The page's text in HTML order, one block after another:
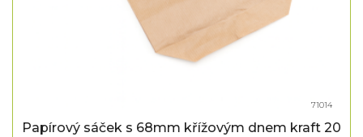
71014
Papírový sáček s 68mm křížovým dnem kraft 20